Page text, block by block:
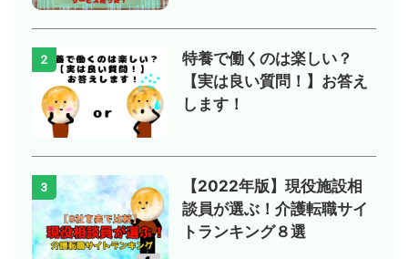
2
特養で働くのは楽しい？
【実は良い質問！】お答え
します！
3
【2022年版】現役施設相
談員が選ぶ！介護転職サイ
トランキング８選